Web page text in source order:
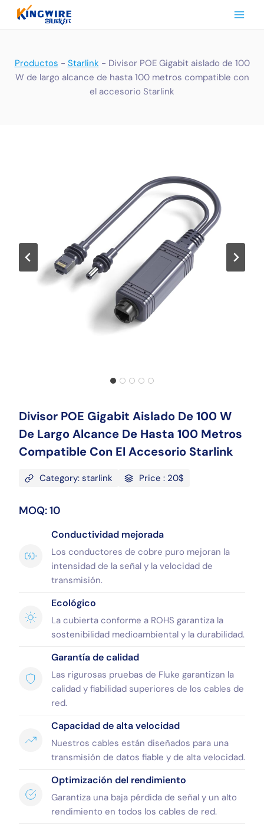
Saltar
Productos - Starlink - Divisor POE Gigabit aislado de 100
W de largo alcance de hasta 100 metros compatible con
el accesorio Starlink
Divisor POE Gigabit Aislado De 100 W
De Largo Alcance De Hasta 100 Metros
Compatible Con El Accesorio Starlink
Category: starlink Price : 20$
MOQ: 10
Conductividad mejorada
Los conductores de cobre puro mejoran la
intensidad de la señal y la velocidad de
transmisión.
Ecológico
La cubierta conforme a ROHS garantiza la
sostenibilidad medioambiental y la durabilidad.
Garantía de calidad
Las rigurosas pruebas de Fluke garantizan la
calidad y fiabilidad superiores de los cables de
red.
Capacidad de alta velocidad
Nuestros cables están diseñados para una
transmisión de datos fiable y de alta velocidad.
Optimización del rendimiento
Garantiza una baja pérdida de señal y un alto
rendimiento en todos los cables de red.